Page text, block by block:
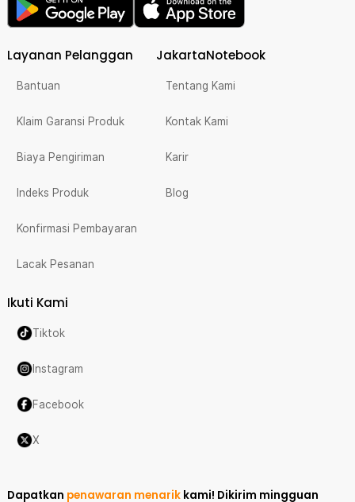
Layanan Pelanggan
Bantuan
Klaim Garansi Produk
Biaya Pengiriman
Indeks Produk
Konfirmasi Pembayaran
Lacak Pesanan
JakartaNotebook
Tentang Kami
Kontak Kami
Karir
Blog
Ikuti Kami
Tiktok
Instagram
Facebook
X
Dapatkan penawaran menarik kami! Dikirim mingguan